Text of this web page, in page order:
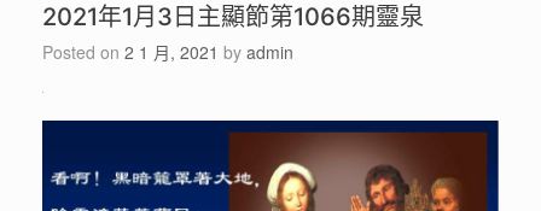
2021年1月3日主顯節第1066期靈泉
Posted on 2 1 月, 2021 by admin